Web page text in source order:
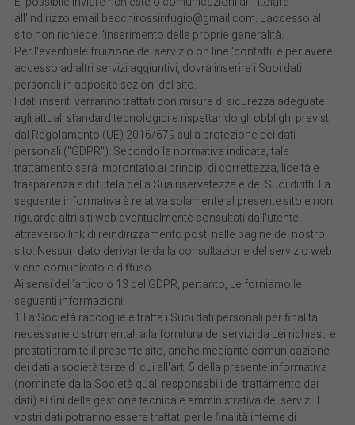
all'indirizzo email becchirossirifugio@gmail.com. L'accesso al
sito non richiede l'inserimento delle proprie generalità.
Per l'eventuale fruizione del servizio on line 'contatti' e per avere
accesso ad altri servizi aggiuntivi, dovrà inserire i Suoi dati
personali in apposite sezioni del sito.
I dati inseriti verranno trattati con misure di sicurezza adeguate
agli attuali standard tecnologici e rispettando gli obblighi previsti
dal Regolamento (UE) 2016/679 sulla protezione dei dati
personali ("GDPR"). Secondo la normativa indicata, tale
trattamento sarà improntato ai principi di correttezza, liceità e
trasparenza e di tutela della Sua riservatezza e dei Suoi diritti. La
seguente informativa è relativa solamente al presente sito e non
riguarda altri siti web eventualmente consultati dall'utente
attraverso link di reindirizzamento posti nelle pagine del nostro
sito. Nessun dato derivante dalla consultazione del servizio web
viene comunicato o diffuso.
Ai sensi dell'articolo 13 del GDPR, pertanto, Le forniamo le
seguenti informazioni:
1.La Società raccoglie e tratta i Suoi dati personali per finalità
necessarie o strumentali alla fornitura dei servizi da Lei richiesti e
prestati tramite il presente sito, anche mediante comunicazione
dei dati a società terze di cui all'art. 5 della presente informativa
(nominate dalla Società quali responsabili del trattamento dei
dati) ai fini della gestione tecnica e amministrativa dei servizi. I
vostri dati potranno essere trattati per le finalità interne di